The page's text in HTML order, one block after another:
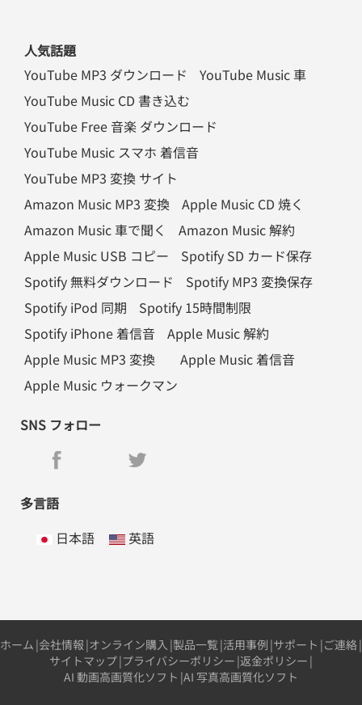
人気話題
YouTube MP3 ダウンロード
YouTube Music 車
YouTube Music CD 書き込む
YouTube Free 音楽 ダウンロード
YouTube Music スマホ 着信音
YouTube MP3 変換 サイト
Amazon Music MP3 変換
Apple Music CD 焼く
Amazon Music 車で聞く
Amazon Music 解約
Apple Music USB コピー
Spotify SD カード保存
Spotify 無料ダウンロード
Spotify MP3 変換保存
Spotify iPod 同期
Spotify 15時間制限
Spotify iPhone 着信音
Apple Music 解約
Apple Music MP3 変換
Apple Music 着信音
Apple Music ウォークマン
SNS フォロー
多言語
日本語
英語
ホーム |会社情報 |オンライン購入 |製品一覧 |活用事例 |サポート |ご連絡|
サイトマップ|プライバシーポリシー |返金ポリシー |
AI 動画高画質化ソフト |AI 写真高画質化ソフト